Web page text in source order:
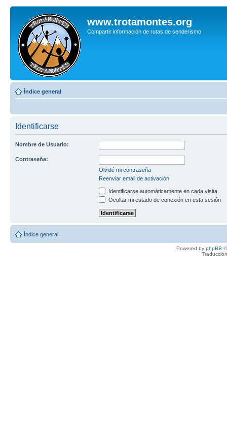
www.trotamontes.org
Compartir información de rutas de senderismo
Índice general
Identificarse
Nombre de Usuario:
Contraseña:
Olvidé mi contraseña
Reenviar email de activación
Identificarse automáticamente en cada visita
Ocultar mi estado de conexión en esta sesión
Índice general
Powered by phpBB